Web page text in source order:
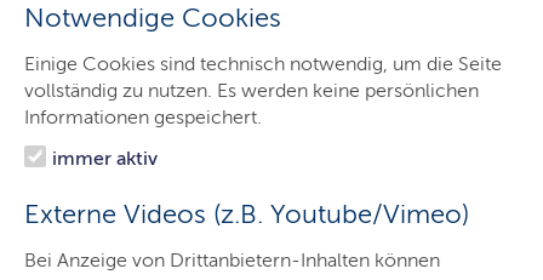
Notwendige Cookies
Einige Cookies sind technisch notwendig, um die Seite
vollständig zu nutzen. Es werden keine persönlichen
Informationen gespeichert.
immer aktiv
Externe Videos (z.B. Youtube/Vimeo)
Bei Anzeige von Drittanbietern-Inhalten können
Start
Minister
Ministerium
Themen
Presse
Service